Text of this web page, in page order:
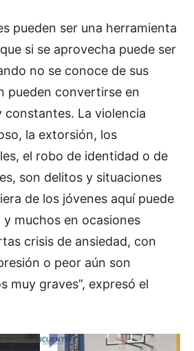
pueden ser una herramienta
si se aprovecha puede ser
no se conoce de sus
pueden convertirse en
constantes. La violencia
la extorsión, los
el robo de identidad o de
son delitos y situaciones
de los jóvenes aquí puede
muchos en ocasiones
crisis de ansiedad, con
o peor aún son
muy graves”, expresó el